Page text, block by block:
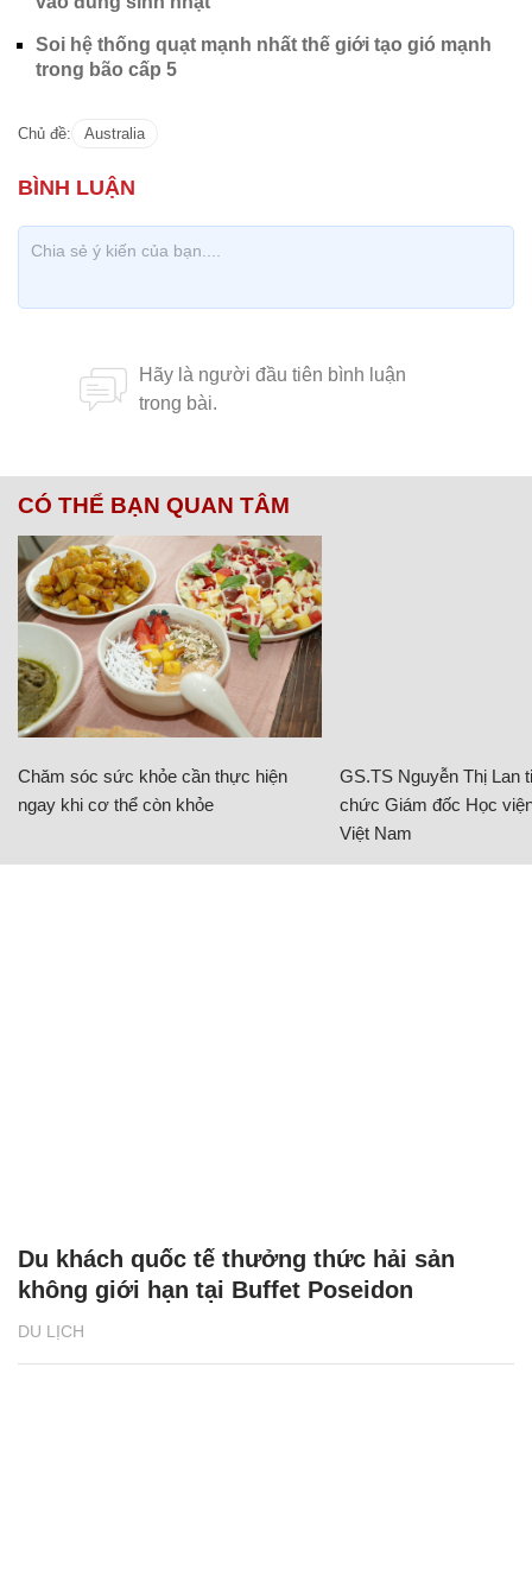
Soi hệ thống quạt mạnh nhất thế giới tạo gió mạnh
trong bão cấp 5
Chủ đề: Australia
CÓ THỂ BẠN QUAN TÂM
Chăm sóc sức khỏe cần thực hiện
ngay khi cơ thể còn khỏe
GS.TS Nguyễn Thị Lan
chức Giám đốc Học
Việt Nam
DU LỊCH
Du khách quốc tế thưởng thức hải sản
không giới hạn tại Buffet Poseidon